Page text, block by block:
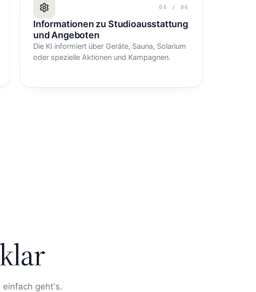
06 / 06
Informationen zu Studioausstattung
und Angeboten
Die KI informiert über Geräte, Sauna, Solarium
oder spezielle Aktionen und Kampagnen.
einfach geht's.